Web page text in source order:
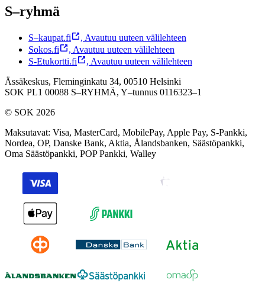
S–ryhmä
S–kaupat.fi , Avautuu uuteen välilehteen
Sokos.fi
, Avautuu uuteen välilehteen
S-Etukortti.fi
, Avautuu uuteen välilehteen
Ässäkeskus, Fleminginkatu 34, 00510 Helsinki
SOK PL1 00088 S–RYHMÄ, Y–tunnus 0116323–1
© SOK 2026
Maksutavat: Visa, MasterCard, MobilePay, Apple Pay, S-Pankki,
Nordea, OP, Danske Bank, Aktia, Ålandsbanken, Säästöpankki,
Oma Säästöpankki, POP Pankki, Walley